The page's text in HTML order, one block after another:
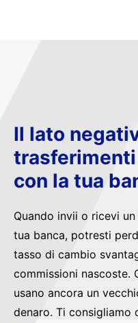
Il lato
con la tua
Quando invii o ricevi
tua banca, potresti
tasso di cambio
commissioni nascoste.
usano ancora un
denaro. Ti consigliamo